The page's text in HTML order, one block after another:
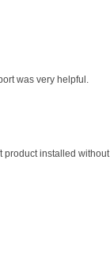
was very helpful.
product installed without